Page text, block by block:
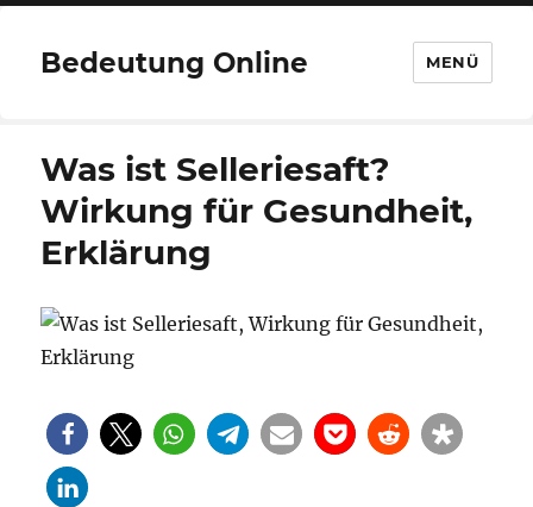
Bedeutung Online MENÜ
Was ist Selleriesaft?
Wirkung für Gesundheit,
Erklärung